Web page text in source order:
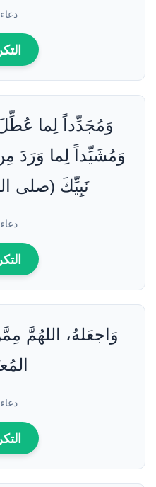
وَمُجَدِّداً لِما
وَمُشَيِّداً لِما وَرَدَ
نَبِيِّكَ (صلى
وَاجعَلهُ، اللهُمَّ